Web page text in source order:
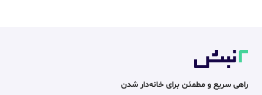
راهی سریع و مطمئن برای خانه‌دار شدن